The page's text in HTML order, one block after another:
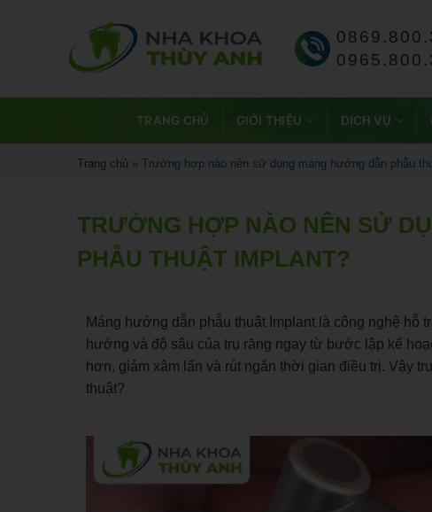
TRANG CHỦ GIỚI THIỆU DỊCH VỤ
Trang chủ » Trường hợp nào nên sử dụng máng hướng dẫn phẫu
TRƯỜNG HỢP NÀO NÊN SỬ
PHẪU THUẬT IMPLANT?
Máng hướng dẫn phẫu thuật Implant là công nghệ hỗ
hướng và độ sâu của trụ răng ngay từ bước lập kế
hơn, giảm xâm lấn và rút ngắn thời gian điều trị. Vậy
thuật?